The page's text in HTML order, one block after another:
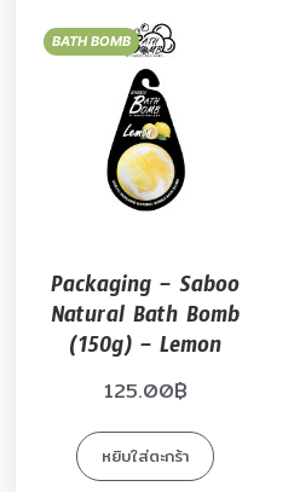
BATH BOMB
Packaging – Saboo
Natural Bath Bomb
(150g) – Lemon
125.00฿
หยิบใส่ตะกร้า